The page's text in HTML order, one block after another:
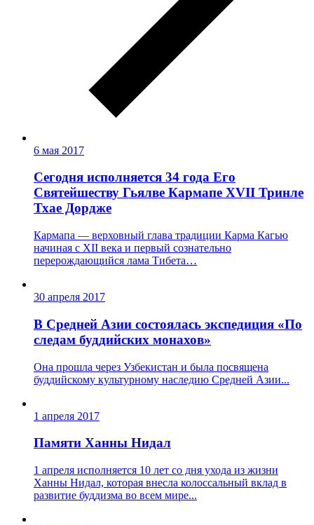
6 мая 2017
Сегодня исполняется 34 года Его
Святейшеству Гьялве Кармапе ХVII Тринле
Тхае Дордже
Кармапа — верховный глава традиции Карма Кагью
начиная с XII века и первый сознательно
перерождающийся лама Тибета…
30 апреля 2017
В Средней Азии состоялась экспедиция «По
следам буддийских монахов»
Она прошла через Узбекистан и была посвящена
буддийскому культурному наследию Средней Азии...
1 апреля 2017
Памяти Ханны Нидал
1 апреля исполняется 10 лет со дня ухода из жизни
Ханны Нидал, которая внесла колоссальный вклад в
развитие буддизма во всем мире...